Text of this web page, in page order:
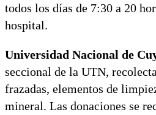
todos los días de 7:30 a 20
hospital.
Universidad Nacional de
seccional de la UTN,
frazadas, elementos de
mineral. Las donaciones se